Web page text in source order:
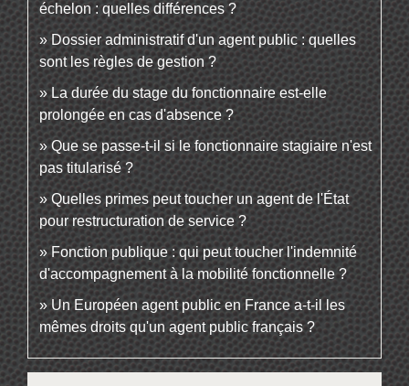
échelon : quelles différences ?
Dossier administratif d'un agent public : quelles
sont les règles de gestion ?
La durée du stage du fonctionnaire est-elle
prolongée en cas d'absence ?
Que se passe-t-il si le fonctionnaire stagiaire n'est
pas titularisé ?
Quelles primes peut toucher un agent de l'État
pour restructuration de service ?
Fonction publique : qui peut toucher l'indemnité
d'accompagnement à la mobilité fonctionnelle ?
Un Européen agent public en France a-t-il les
mêmes droits qu'un agent public français ?